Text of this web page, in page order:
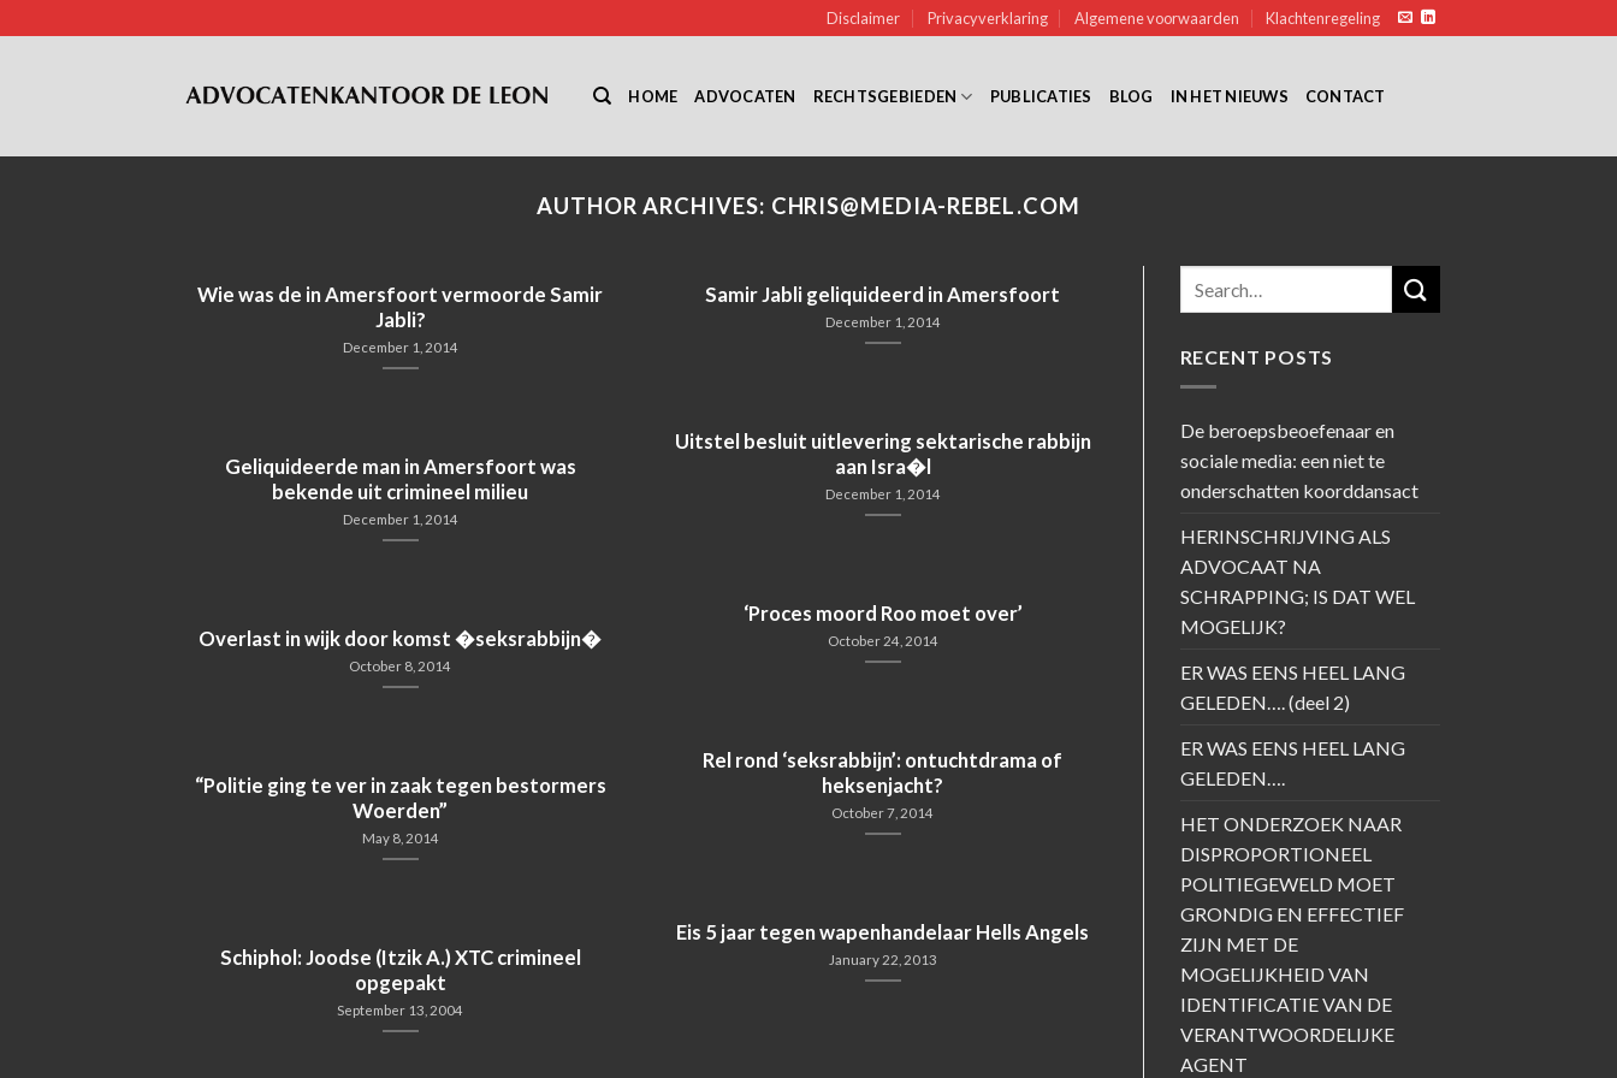
to
Disclaimer Privacyverklaring Algemene voorwaarden Klachtenregeling
HOME ADVOCATEN RECHTSGEBIEDEN PUBLICATIES BLOG IN HET NIEUWS CONTACT
AUTHOR ARCHIVES: CHRIS@MEDIA-REBEL.COM
Wie was de in Amersfoort vermoorde Samir
Jabli?
December 1, 2014
Samir Jabli geliquideerd in Amersfoort
December 1, 2014
Uitstel besluit uitlevering sektarische rabbijn
aan Isra�l
December 1, 2014
Geliquideerde man in Amersfoort was
bekende uit crimineel milieu
December 1, 2014
‘Proces moord Roo moet over’
October 24, 2014
Overlast in wijk door komst �seksrabbijn�
October 8, 2014
Rel rond ‘seksrabbijn’: ontuchtdrama of
heksenjacht?
October 7, 2014
“Politie ging te ver in zaak tegen bestormers
Woerden”
May 8, 2014
Eis 5 jaar tegen wapenhandelaar Hells Angels
January 22, 2013
Schiphol: Joodse (Itzik A.) XTC crimineel
opgepakt
September 13, 2004
RECENT POSTS
De beroepsbeoefenaar en
sociale media: een niet te
onderschatten koorddansact
HERINSCHRIJVING ALS
ADVOCAAT NA
SCHRAPPING; IS DAT WEL
MOGELIJK?
ER WAS EENS HEEL LANG
GELEDEN…. (deel 2)
ER WAS EENS HEEL LANG
GELEDEN….
HET ONDERZOEK NAAR
DISPROPORTIONEEL
POLITIEGEWELD MOET
GRONDIG EN EFFECTIEF
ZIJN MET DE
MOGELIJKHEID VAN
IDENTIFICATIE VAN DE
VERANTWOORDELIJKE
AGENT